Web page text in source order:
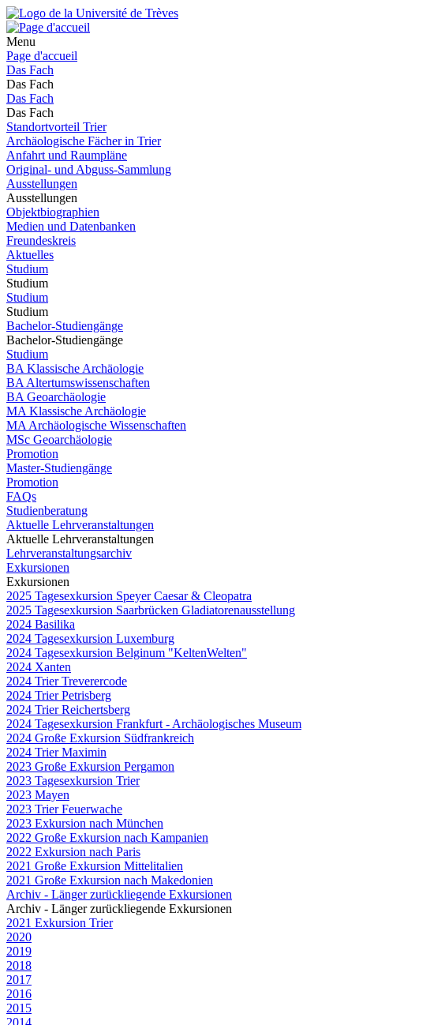
Menu
Page d'accueil
Das Fach
Das Fach
Das Fach
Das Fach
Standortvorteil Trier
Archäologische Fächer in Trier
Anfahrt und Raumpläne
Original- und Abguss-Sammlung
Ausstellungen
Ausstellungen
Objektbiographien
Medien und Datenbanken
Freundeskreis
Aktuelles
Studium
Studium
Studium
Studium
Bachelor-Studiengänge
Bachelor-Studiengänge
Studium
BA Klassische Archäologie
BA Altertumswissenschaften
BA Geoarchäologie
MA Klassische Archäologie
MA Archäologische Wissenschaften
MSc Geoarchäologie
Promotion
Master-Studiengänge
Promotion
FAQs
Studienberatung
Aktuelle Lehrveranstaltungen
Aktuelle Lehrveranstaltungen
Lehrveranstaltungsarchiv
Exkursionen
Exkursionen
2025 Tagesexkursion Speyer Caesar & Cleopatra
2025 Tagesexkursion Saarbrücken Gladiatorenausstellung
2024 Basilika
2024 Tagesexkursion Luxemburg
2024 Tagesexkursion Belginum "KeltenWelten"
2024 Xanten
2024 Trier Treverercode
2024 Trier Petrisberg
2024 Trier Reichertsberg
2024 Tagesexkursion Frankfurt - Archäologisches Museum
2024 Große Exkursion Südfrankreich
2024 Trier Maximin
2023 Große Exkursion Pergamon
2023 Tagesexkursion Trier
2023 Mayen
2023 Trier Feuerwache
2023 Exkursion nach München
2022 Große Exkursion nach Kampanien
2022 Exkursion nach Paris
2021 Große Exkursion Mittelitalien
2021 Große Exkursion nach Makedonien
Archiv - Länger zurückliegende Exkursionen
Archiv - Länger zurückliegende Exkursionen
2021 Exkursion Trier
2020
2019
2018
2017
2016
2015
2014